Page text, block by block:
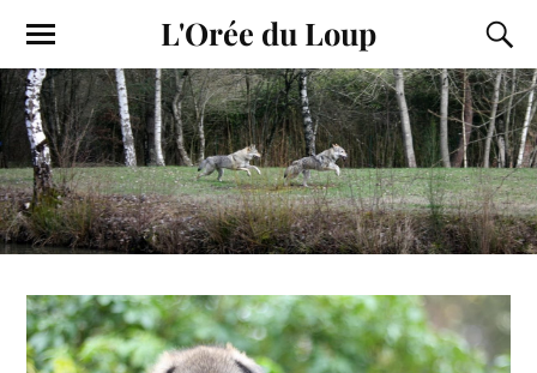
L'Orée du Loup